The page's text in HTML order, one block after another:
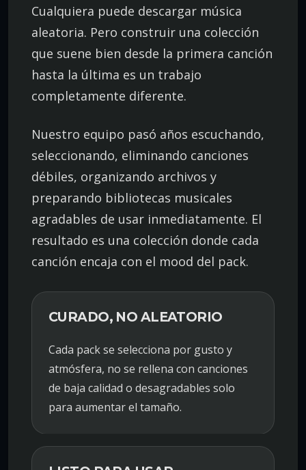
Cualquiera puede descargar música
aleatoria. Pero construir una colección
que suene bien desde la primera canción
hasta la última es un trabajo
completamente diferente.
Nuestro equipo pasó años escuchando,
seleccionando, eliminando canciones
débiles, organizando archivos y
preparando bibliotecas musicales
agradables de usar inmediatamente. El
resultado es una colección donde cada
canción encaja con el mood del pack.
CURADO, NO ALEATORIO
Cada pack se selecciona por gusto y
atmósfera, no se rellena con canciones
de baja calidad o desagradables solo
para aumentar el tamaño.